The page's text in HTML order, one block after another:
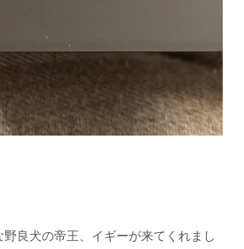
良犬の帝王、イギーが来てくれまし